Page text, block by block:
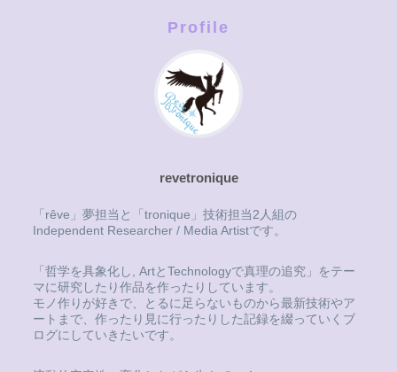
Profile
revetronique
「rêve」夢担当と「tronique」技術担当2人組の
Independent Researcher / Media Artistです。
「哲学を具象化し, ArtとTechnologyで真理の追究」をテー
マに研究したり作品を作ったりしています。
モノ作りが好きで、とるに足らないものから最新技術やア
ートまで、作ったり見に行ったりした記録を綴っていくブ
ログにしていきたいです。